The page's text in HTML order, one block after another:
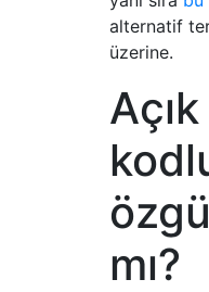
alternatif
üzerine.
mı?